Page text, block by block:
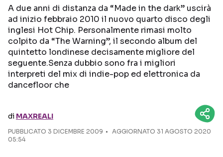
GOSSIP E CURIOSITÀ
TALENT SHOW
Seguici sui social
A due anni di distanza da “Made in the dark” uscirà
ad inizio febbraio 2010 il nuovo quarto disco degli
inglesi Hot Chip. Personalmente rimasi molto
colpito da “The Warning”, il secondo album del
quintetto londinese decisamente migliore del
seguente.Senza dubbio sono fra i migliori
interpreti del mix di indie-pop ed elettronica da
dancefloor che
di MAXREALI
PUBBLICATO 3 DICEMBRE 2009
AGGIORNATO 31 AGOSTO 2020
05:54